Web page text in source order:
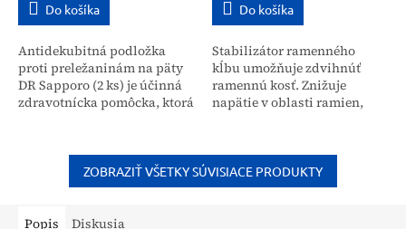
Do košíka
Antidekubitná podložka
proti preležaninám na päty
DR Sapporo (2 ks) je účinná
zdravotnícka pomôcka, ktorá
dekubitov u ležiacich...
Do košíka
Stabilizátor ramenného
kĺbu umožňuje zdvihnúť
ramennú kosť. Znižuje
napätie v oblasti ramien,
túto časť tela. Ramenný...
ZOBRAZIŤ VŠETKY SÚVISIACE PRODUKTY
Popis Diskusia